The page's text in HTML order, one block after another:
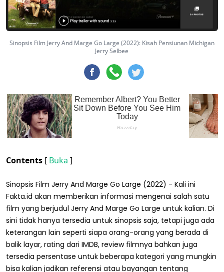
Sinopsis Film Jerry And Marge Go Large (2022): Kisah Pensiunan Michigan
Jerry Selbee
Contents [ Buka ]
Sinopsis Film Jerry And Marge Go Large (2022) - Kali ini
Fakta.id akan memberikan informasi mengenai salah satu
film yang berjudul Jerry And Marge Go Large untuk kalian. Di
sini tidak hanya tersedia untuk sinopsis saja, tetapi juga ada
keterangan lain seperti siapa orang-orang yang berada di
balik layar, rating dari IMDB, review filmnya bahkan juga
tersedia persentase untuk beberapa kategori yang mungkin
bisa kalian jadikan referensi atau bayangan tentang